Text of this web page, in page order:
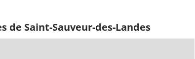
de Saint-Sauveur-des-Landes